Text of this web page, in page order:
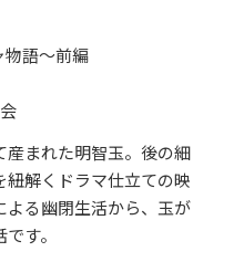
語〜前編
まれた明智玉。後の細
解くドラマ仕立ての映
る幽閉生活から、玉が
す。